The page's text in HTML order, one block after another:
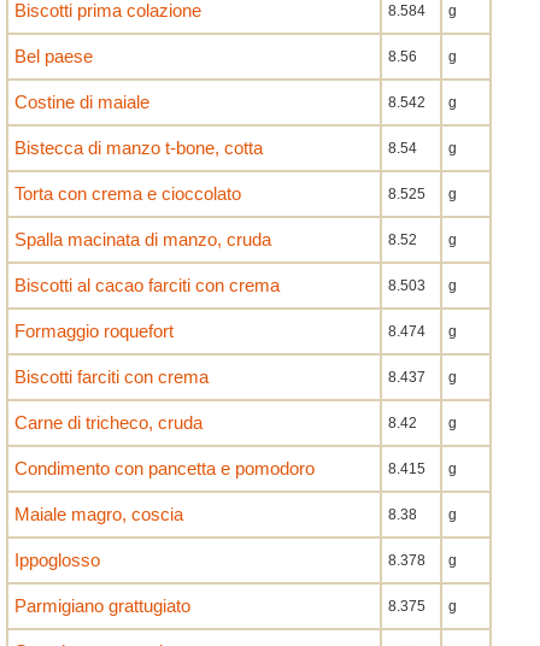
Biscotti prima colazione 8.584 g
Bel paese 8.56 g
Costine di maiale 8.542 g
Bistecca di manzo t-bone, cotta 8.54 g
Torta con crema e cioccolato 8.525 g
Spalla macinata di manzo, cruda 8.52 g
Biscotti al cacao farciti con crema 8.503 g
Formaggio roquefort 8.474 g
Biscotti farciti con crema 8.437 g
Carne di tricheco, cruda 8.42 g
Condimento con pancetta e pomodoro 8.415 g
Maiale magro, coscia 8.38 g
Ippoglosso 8.378 g
Parmigiano grattugiato 8.375 g